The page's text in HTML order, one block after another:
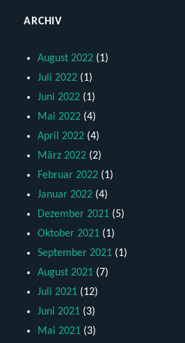
ARCHIV
August 2022 (1)
Juli 2022 (1)
Juni 2022 (1)
Mai 2022 (4)
April 2022 (4)
März 2022 (2)
Februar 2022 (1)
Januar 2022 (4)
Dezember 2021 (5)
Oktober 2021 (1)
September 2021 (1)
August 2021 (7)
Juli 2021 (12)
Juni 2021 (3)
Mai 2021 (3)